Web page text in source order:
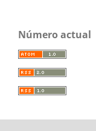
Número actual